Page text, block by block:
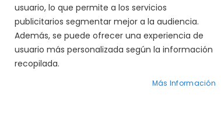
usuario, lo que permite a los servicios
publicitarios segmentar mejor a la audiencia.
Además, se puede ofrecer una experiencia de
usuario más personalizada según la información
recopilada.
Más Información